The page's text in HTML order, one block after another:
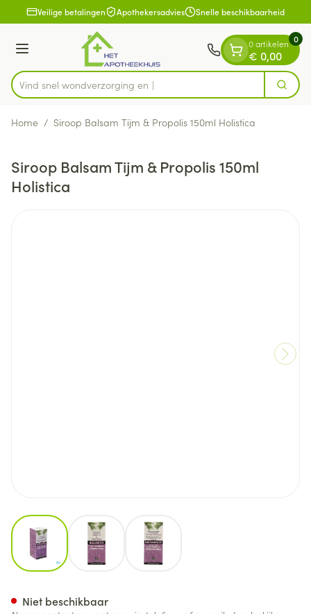
Ga naar de inhoud
1 van 1Veilige betalingen Apothekersadvies Snelle beschikbaarheid
Menu
Product, merk, categorie...
Vind snel wondverzorg Zoek
0 artikelen
€ 0,00
0
Home / Siroop Balsam Tijm & Propolis 150ml Holistica
Siroop Balsam Tijm & Propolis 150ml
Holistica
View larger imageView larger imageView larger image
Niet beschikbaar